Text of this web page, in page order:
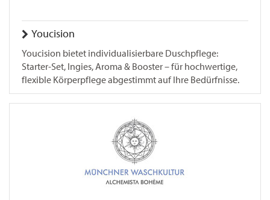
Youcision
Youcision bietet individualisierbare Duschpflege:
Starter-Set, Ingies, Aroma & Booster – für hochwertige,
flexible Körperpflege abgestimmt auf Ihre Bedürfnisse.